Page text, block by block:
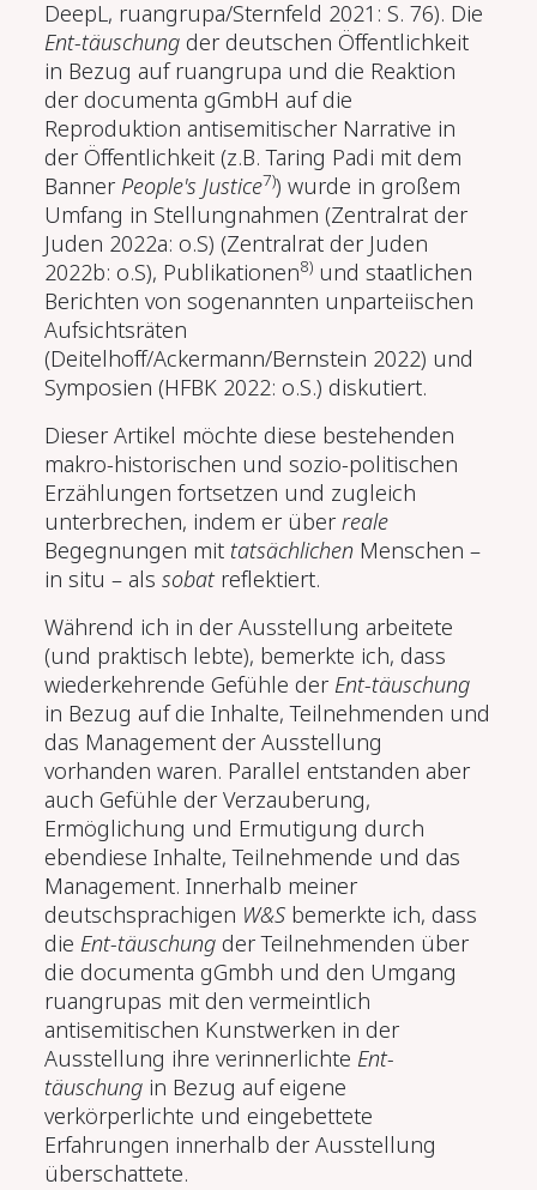
DeepL, ruangrupa/Sternfeld 2021: S. 76). Die
Ent-täuschung der deutschen Öffentlichkeit
in Bezug auf ruangrupa und die Reaktion
der documenta gGmbH auf die
Reproduktion antisemitischer Narrative in
der Öffentlichkeit (z.B. Taring Padi mit dem
Banner People's Justice7)) wurde in großem
Umfang in Stellungnahmen (Zentralrat der
Juden 2022a: o.S) (Zentralrat der Juden
2022b: o.S), Publikationen8) und staatlichen
Berichten von sogenannten unparteiischen
Aufsichtsräten
(Deitelhoff/Ackermann/Bernstein 2022) und
Symposien (HFBK 2022: o.S.) diskutiert.
Dieser Artikel möchte diese bestehenden
makro-historischen und sozio-politischen
Erzählungen fortsetzen und zugleich
unterbrechen, indem er überreale
Begegnungen mit tatsächlichen Menschen –
in situ – alssobatreflektiert.
Während ich in der Ausstellung arbeitete
(und praktisch lebte), bemerkte ich, dass
wiederkehrende Gefühle der Ent-täuschung
in Bezug auf die Inhalte, Teilnehmenden und
das Management der Ausstellung
vorhanden waren. Parallel entstanden aber
auch Gefühle der Verzauberung,
Ermöglichung und Ermutigung durch
ebendiese Inhalte, Teilnehmende und das
Management. Innerhalb meiner
deutschsprachigen W&S bemerkte ich, dass
die Ent-täuschung der Teilnehmenden über
die documenta gGmbh und den Umgang
ruangrupas mit den vermeintlich
antisemitischen Kunstwerken in der
Ausstellung ihre verinnerlichte Ent-
täuschung in Bezug auf eigene
verkörperlichte und eingebettete
Erfahrungen innerhalb der Ausstellung
überschattete.